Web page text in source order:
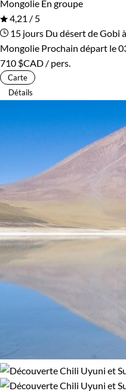
Mongolie En groupe
4,21 / 5
15 jours Du désert de Gobi
Mongolie Prochain départ le
710 $CAD / pers.
Carte
Détails